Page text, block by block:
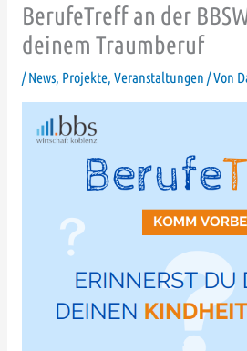
BerufeTreff an der
deinem Traumberuf
/News, Projekte, Veranstaltungen / Von